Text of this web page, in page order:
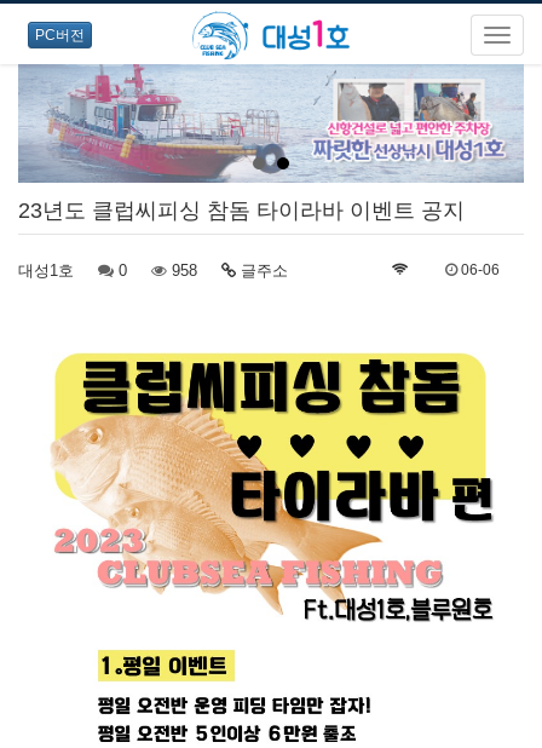
PC버전
23년도 클럽씨피싱 참돔 타이라바 이벤트 공지
대성1호 0 958 글주소 06-06